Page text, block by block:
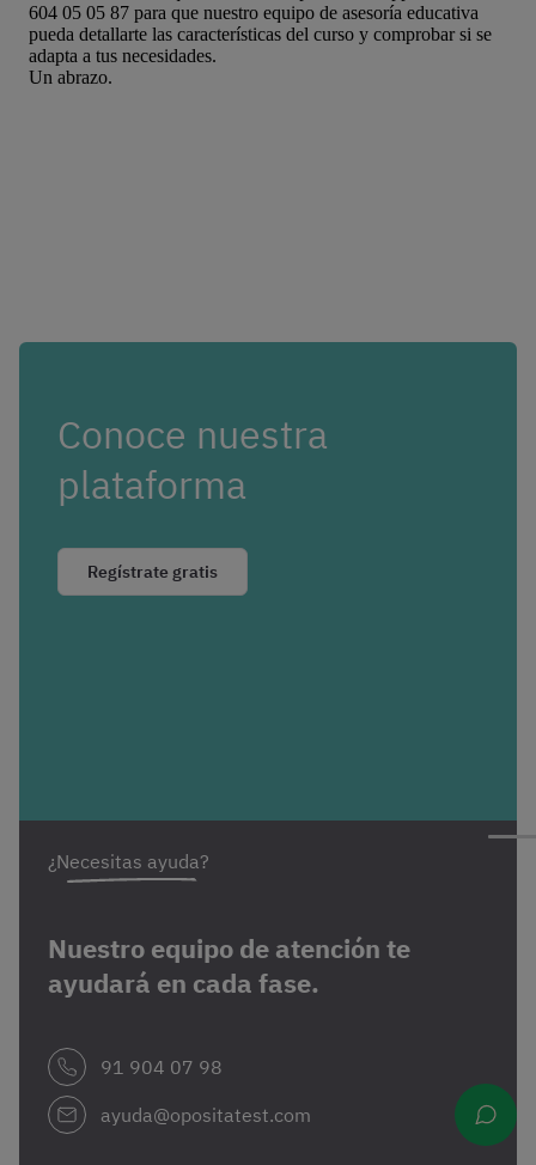
Conoce nuestra
plataforma
Regístrate gratis
¿Necesitas ayuda?
Nuestro equipo de atención te
ayudará en cada fase.
91 904 07 98
ayuda@opositatest.com